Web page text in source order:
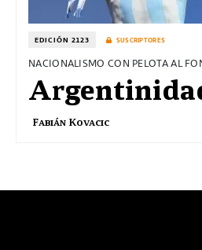
EDICIÓN 2123 SUSCRIPTORES
NACIONALISMO CON PELOTA AL
Fabián Kovacic